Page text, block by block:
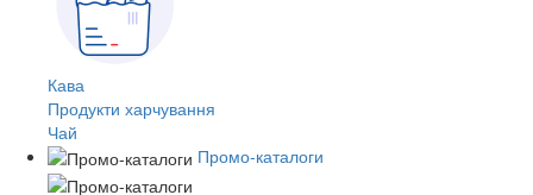
Кава
Продукти харчування
Чай
Промо-каталоги